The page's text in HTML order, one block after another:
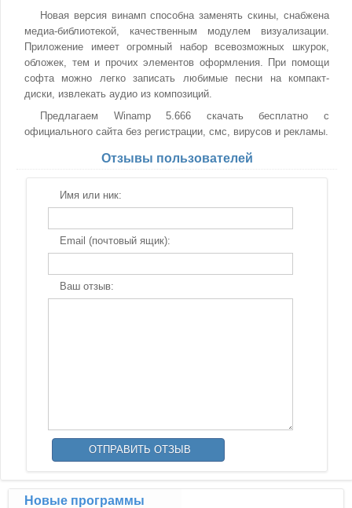
Новая версия винамп способна заменять скины, снабжена
медиа-библиотекой, качественным модулем визуализации.
Приложение имеет огромный набор всевозможных шкурок,
обложек, тем и прочих элементов оформления. При помощи
софта можно легко записать любимые песни на компакт-
диски, извлекать аудио из композиций.
Предлагаем Winamp 5.666 скачать бесплатно с
официального сайта без регистрации, смс, вирусов и рекламы.
Отзывы пользователей
Имя или ник:
Email (почтовый ящик):
Ваш отзыв:
Новые программы